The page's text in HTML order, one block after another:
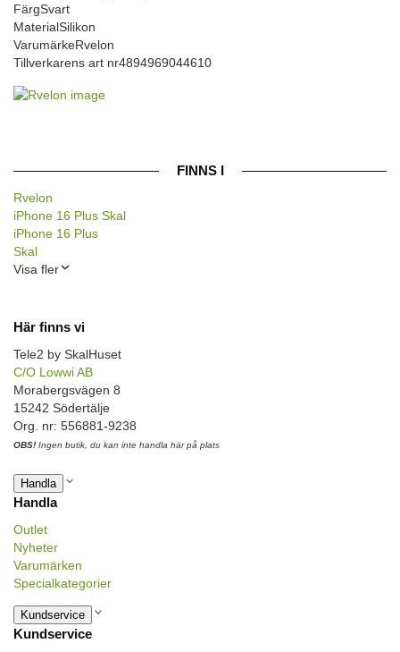
FärgSvart
MaterialSilikon
VarumärkeRvelon
Tillverkarens art nr4894969044610
FINNS I
Rvelon
iPhone 16 Plus Skal
iPhone 16 Plus
Skal
Visa fler
Här finns vi
Tele2 by SkalHuset
C/O Lowwi AB
Morabergsvägen 8
15242 Södertälje
Org. nr: 556881-9238
OBS! Ingen butik, du kan inte handla här på plats
Handla
Handla
Outlet
Nyheter
Varumärken
Specialkategorier
Kundservice
Kundservice